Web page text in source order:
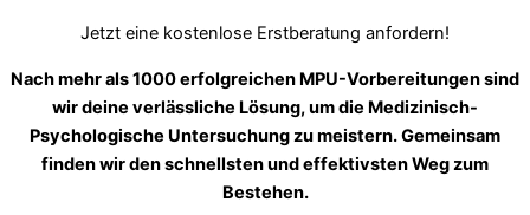
Jetzt eine kostenlose Erstberatung anfordern!
Nach mehr als 1000 erfolgreichen MPU-Vorbereitungen sind
wir deine verlässliche Lösung, um die Medizinisch-
Psychologische Untersuchung zu meistern. Gemeinsam
finden wir den schnellsten und effektivsten Weg zum
Bestehen.